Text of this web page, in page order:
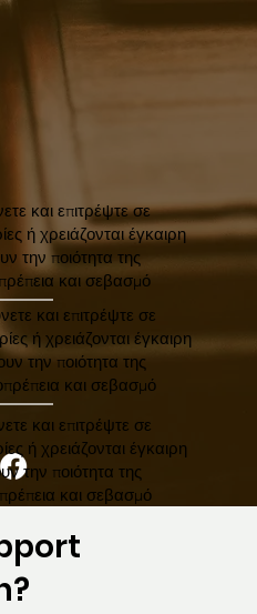
και επιτρέψτε σε
ή χρειάζονται έγκαιρη
την ποιότητα της
και σεβασμό
και επιτρέψτε σε
ή χρειάζονται έγκαιρη
την ποιότητα της
και σεβασμό
και επιτρέψτε σε
ή χρειάζονται έγκαιρη
την ποιότητα της
και σεβασμό